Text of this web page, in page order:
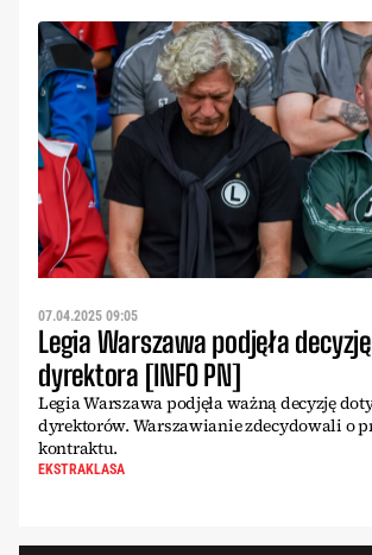
07.04.2025 09:05
Legia Warszawa podjęła
dyrektora [INFO PN]
Legia Warszawa podjęła ważną decyzję
dyrektorów. Warszawianie zdecydowali o
kontraktu.
EKSTRAKLASA